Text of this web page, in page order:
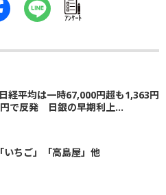
ｱﾝｹｰﾄ
日経平均は一時67,000円超も1,363円
で反発 日銀の早期利上...
いちご」「高島屋」他